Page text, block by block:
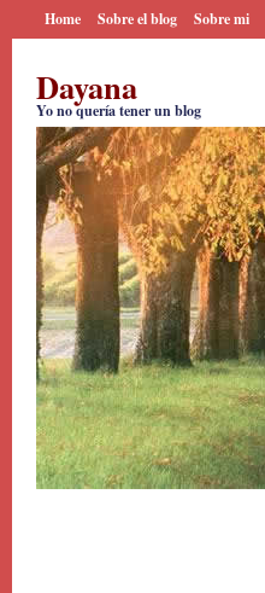
Home Sobre el blog Sobre mi
Dayana
Yo no quería tener un blog